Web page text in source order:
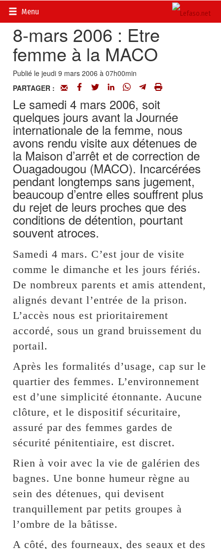
Menu
Accueil>
8-mars 2006 : Etre
femme à la MACO
Publié le jeudi 9 mars 2006 à 07h00min
PARTAGER :
Le samedi 4 mars 2006, soit
quelques jours avant la Journée
internationale de la femme, nous
avons rendu visite aux détenues de
la Maison d’arrêt et de correction de
Ouagadougou (MACO). Incarcérées
pendant longtemps sans jugement,
beaucoup d’entre elles souffrent plus
du rejet de leurs proches que des
conditions de détention, pourtant
souvent atroces.
Samedi 4 mars. C’est jour de visite
comme le dimanche et les jours fériés.
De nombreux parents et amis attendent,
alignés devant l’entrée de la prison.
L’accès nous est prioritairement
accordé, sous un grand bruissement du
portail.
Après les formalités d’usage, cap sur le
quartier des femmes. L’environnement
est d’une simplicité étonnante. Aucune
clôture, et le dispositif sécuritaire,
assuré par des femmes gardes de
sécurité pénitentiaire, est discret.
Rien à voir avec la vie de galérien des
bagnes. Une bonne humeur règne au
sein des détenues, qui devisent
tranquillement par petits groupes à
l’ombre de la bâtisse.
A côté, des fourneaux, des seaux et des